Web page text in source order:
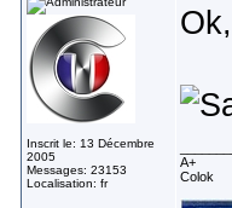
Inscrit le: 13 Décembre
2005
Messages: 23153
Localisation: fr
A+
Colok